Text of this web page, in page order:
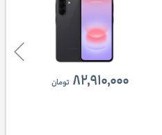
۸۲,۹۱۰,۰۰۰ تومان